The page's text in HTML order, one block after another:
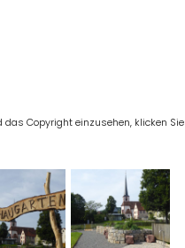
Copyright einzusehen, klicken